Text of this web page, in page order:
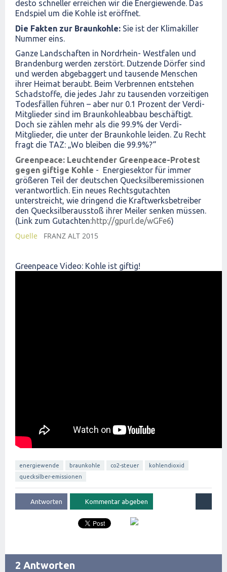
desto schneller erreichen wir die Energiewende. Das
Endspiel um die Kohle ist eröffnet.
Die Fakten zur Braunkohle: Sie ist der Klimakiller
Nummer eins.
Ganze Landschaften in Nordrhein- Westfalen und
Brandenburg werden zerstört. Dutzende Dörfer sind
und werden abgebaggert und tausende Menschen
ihrer Heimat beraubt. Beim Verbrennen entstehen
Schadstoffe, die jedes Jahr zu tausenden vorzeitigen
Todesfällen führen – aber nur 0.1 Prozent der Verdi-
Mitglieder sind im Braunkohleabbau beschäftigt.
Doch sie zählen mehr als die 99.9% der Verdi-
Mitglieder, die unter der Braunkohle leiden. Zu Recht
fragt die TAZ: „Wo bleiben die 99.9%?“
Greenpeace: Leuchtender Greenpeace-Protest
gegen giftige Kohle - Energiesektor für immer
größeren Teil der deutschen Quecksilberemissionen
verantwortlich. Ein neues Rechtsgutachten
unterstreicht, wie dringend die Kraftwerksbetreiber
den Quecksilberausstoß ihrer Meiler senken müssen.
(Link zum Gutachten:http://gpurl.de/wGFe6)
Quelle FRANZ ALT 2015
Greenpeace Video: Kohle ist giftig!
energiewende braunkohle co2-steuer
kohlendioxid
quecksilber-emissionen
2 Antworten